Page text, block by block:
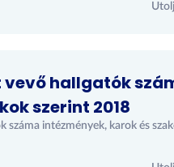
hallgatók
szerint 2018
száma intézmények, karok és